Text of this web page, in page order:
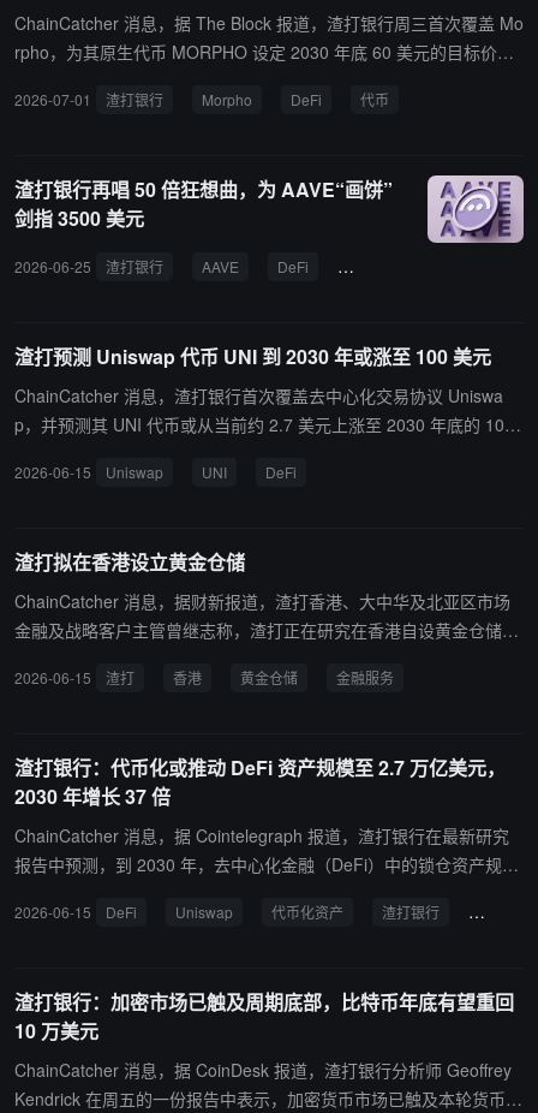
特币作为其永久优先股 STRC 的信用基础。 STRC 目前规模约 100
亿美元，是 Strategy 推出的最大金融工具，年化股息率为 12%，以
100 美元面值附近。渣打银行表示，目前 STRC 仍约 90 美元交易，
策调整，并不意味着公司一定会持续抛售。他认为，只要市场相信新
的资本结构安排能够稳定 STRC 价格，Strategy 实际上可能无需出
售比特币。他将这一机制比作央行“无论如何都会采取行动”的承诺：
仅凭市场信心恢复，实际干预可能根本不会发生。
ChainCatcher 消息，据 The Block 报道，渣打银行周三首次覆盖 Mo
rpho，为其原生代币 MORPHO 设定 2030 年底 60 美元的目标价，
报告中给出分年预测：2026 年 3.5 美元、2027 年 11 美元、2028
Markets 存款规模约 55 亿美元，Morpho Vaults 规模约 43 亿美元。
分析认为，随着 DeFi 总资产到 2030 年预计增长 37 倍，Morpho 有
望从中受益。 渣打银行此前预测，到 2030 年，UNI 的上涨空间约为
2026-07-01 渣打银行 Morpho DeFi 代币
渣打银行再唱 50 倍狂想曲，为 AAVE“画饼”
剑指 3500 美元
2026-06-25 渣打银行 AAVE DeFi KelpDAO
渣打预测 Uniswap 代币 UNI 到 2030 年或涨至 100 美元
ChainCatcher 消息，渣打银行首次覆盖去中心化交易协议 Uniswa
p，并预测其 UNI 代币或从当前约 2.7 美元上涨至 2030 年底的 100
drick 表示，未来数字资产领域的新一轮财富机会可能来自 DeFi 协
上代币化资产规模将从当前约 3400 亿美元增长至 2028 年底的 4 万
亿美元；其中进入 DeFi 的比例将从目前约 3.5% 升至 2030 年底的 3
0%。叠加加密原生资产增长，DeFi 锁仓资产或达到约 2.7 万亿美
业化，并与传统金融机构建立足够规模的合作，其市值与交易手续费
0 美元、2028 年底 40 美元、2029 年底 65 美元、2030 年底 100 美
元，并预计 UNI 在此期间表现可能跑赢 ETH 和 BTC。
2026-06-15 Uniswap UNI DeFi
渣打拟在香港设立黄金仓储
ChainCatcher 消息，据财新报道，渣打香港、大中华及北亚区市场
金融及战略客户主管曾继志称，渣打正在研究在香港自设黄金仓储的
团首个自设黄金仓储的市场，亦是少有在香港自设仓储的银行。目前
及仓储等全面黄金交易服务。
2026-06-15 渣打 香港 黄金仓储 金融服务
渣打银行：代币化或推动 DeFi 资产规模至 2.7 万亿美元，
2030 年增长 37 倍
ChainCatcher 消息，据 Cointelegraph 报道，渣打银行在最新研究
报告中预测，到 2030 年，去中心化金融（DeFi）中的锁仓资产规模
长将主要由现实世界资产（RWA）代币化以及加密原生资产向链上协
年，进入 DeFi 体系的代币化资产占比将从当前约 3.5% 提升至约 3
0%。 目前数据显示，仅约 3% 的稳定币及 10% 的代币化现实资产被
实际用于 DeFi 协议，仍存在较大渗透空间。报告同时强调，实现 2.
7 万亿美元目标将依赖代币化资产规模的快速扩张，以及链上资本使
2026-06-15 DeFi Uniswap 代币化资产 渣打银行 资产规模
渣打银行：加密市场已触及周期底部，比特币年底有望重回
10 万美元
ChainCatcher 消息，据 CoinDesk 报道，渣打银行分析师 Geoffrey
Kendrick 在周五的一份报告中表示，加密货币市场已触及本轮货币周